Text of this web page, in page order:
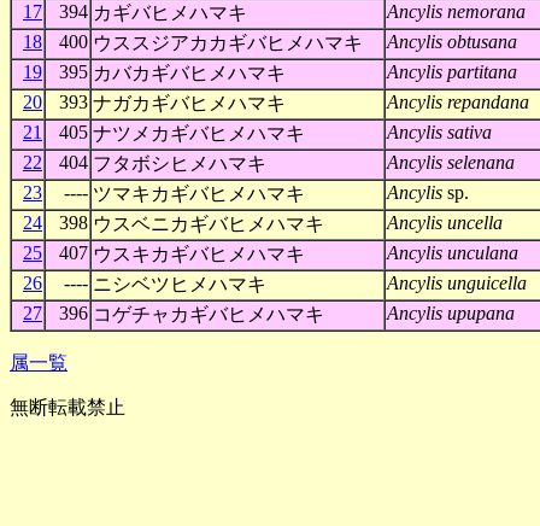
17
394 カギバヒメハマキ
Ancylis nemorana
18
400 ウススジアカカギバヒメハマキ
Ancylis obtusana
19
395 カバカギバヒメハマキ
Ancylis partitana
20
393 ナガカギバヒメハマキ
Ancylis repandana
21
405 ナツメカギバヒメハマキ
Ancylis sativa
22
404 フタボシヒメハマキ
Ancylis selenana
23
---- ツマキカギバヒメハマキ Ancylis sp.
24
398 ウスベニカギバヒメハマキ
Ancylis uncella
25
407 ウスキカギバヒメハマキ
Ancylis unculana
26
---- ニシベツヒメハマキ
Ancylis unguicella
27
396 コゲチャカギバヒメハマキ Ancylis upupana
属一覧
無断転載禁止